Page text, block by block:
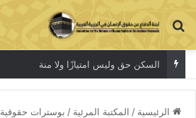
بحث عن
السكن حق وليس امتيازًا ولا منة
الرئيسية / المكتبة المرئية / بوسترات حقوقية